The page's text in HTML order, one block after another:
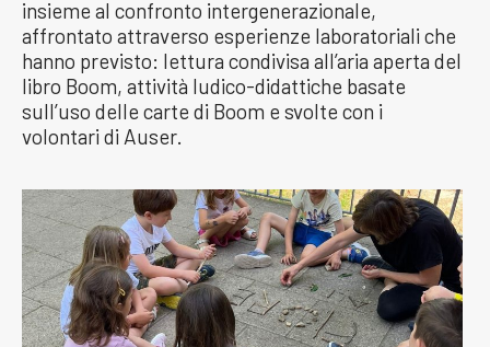
insieme al confronto intergenerazionale,
affrontato attraverso esperienze laboratoriali che
hanno previsto: lettura condivisa all’aria aperta del
libro Boom, attività ludico-didattiche basate
sull’uso delle carte di Boom e svolte con i
volontari di Auser.